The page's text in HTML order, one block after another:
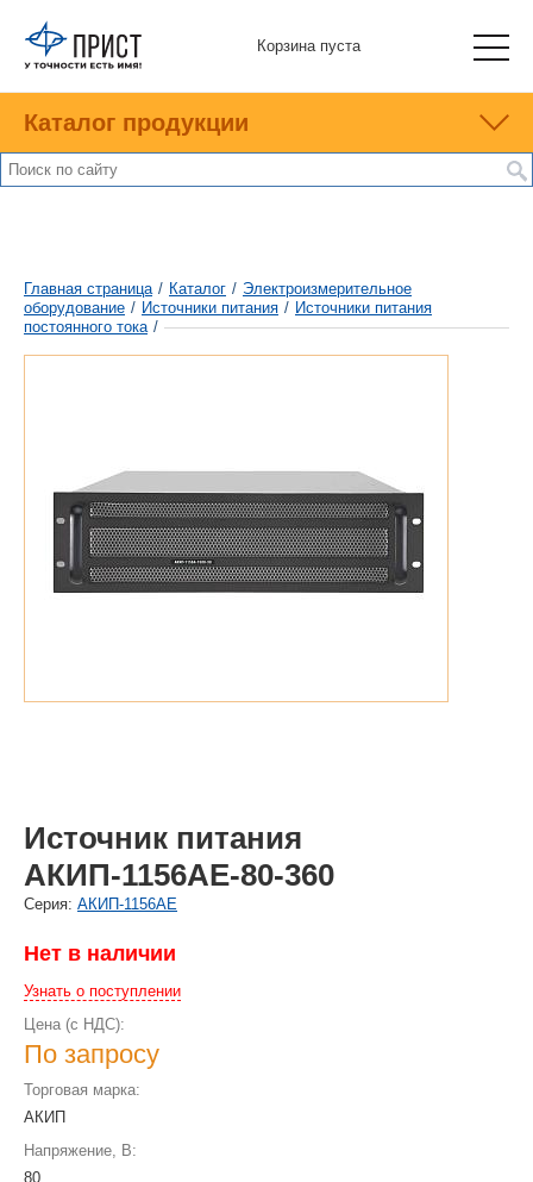
Корзина пуста
Каталог продукции
Главная страница / Каталог / Электроизмерительное
оборудование / Источники питания / Источники питания
постоянного тока /
Источник питания
АКИП-1156АЕ-80-360
Cерия: АКИП-1156АЕ
Нет в наличии
Узнать о поступлении
Цена (с НДС):
По запросу
Торговая марка:
АКИП
Напряжение, В:
80